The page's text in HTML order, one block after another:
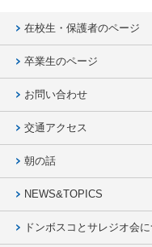
在校生・保護者のページ
卒業生のページ
お問い合わせ
交通アクセス
朝の話
NEWS&TOPICS
ドンボスコとサレジオ会